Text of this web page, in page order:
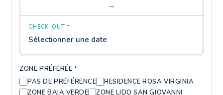
→
CHECK-OUT *
Sélectionner une date
ZONE PRÉFÉRÉE *
PAS DE PRÉFÉRENCE
RESIDENCE ROSA VIRGINIA
ZONE BAIA VERDE
ZONE LIDO SAN GIOVANNI